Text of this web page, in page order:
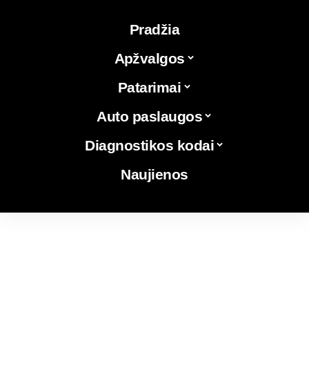
Pradžia
Apžvalgos
Patarimai
Auto paslaugos
Diagnostikos kodai
Naujienos